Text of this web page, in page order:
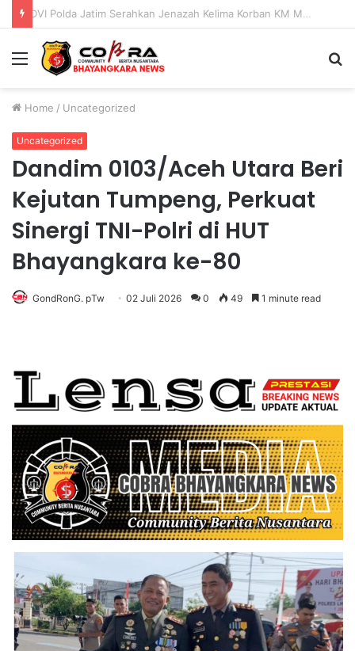
Menu
Home / Uncategorized
Uncategorized
Dandim 0103/Aceh Utara Beri
Kejutan Tumpeng, Perkuat
Sinergi TNI-Polri di HUT
Bhayangkara ke-80
GondRonG. pTw 02 Juli 2026 0 49 1 minute read